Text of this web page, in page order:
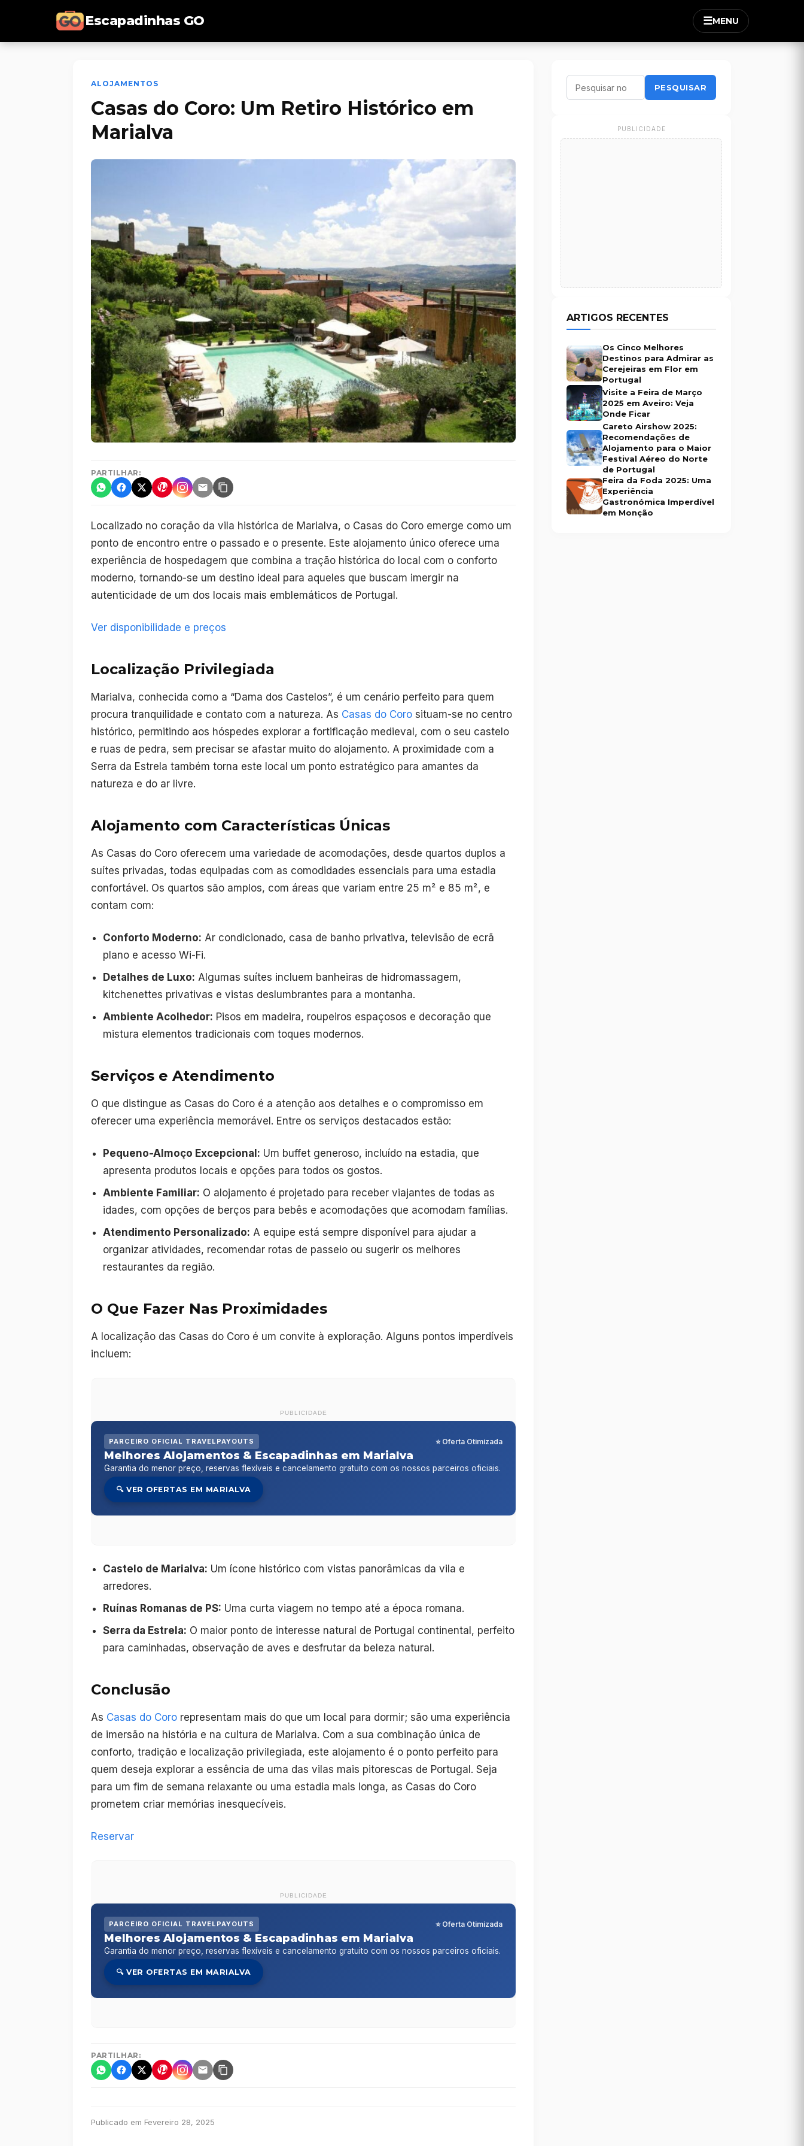
Escapadinhas GO ☰MENU
ALOJAMENTOS
Casas do Coro: Um Retiro Histórico em
Marialva
PARTILHAR:
Localizado no coração da vila histórica de Marialva, o Casas do Coro emerge como um
ponto de encontro entre o passado e o presente. Este alojamento único oferece uma
experiência de hospedagem que combina a tração histórica do local com o conforto
moderno, tornando-se um destino ideal para aqueles que buscam imergir na
autenticidade de um dos locais mais emblemáticos de Portugal.
Ver disponibilidade e preços
Localização Privilegiada
Marialva, conhecida como a “Dama dos Castelos”, é um cenário perfeito para quem
procura tranquilidade e contato com a natureza. As Casas do Coro situam-se no centro
histórico, permitindo aos hóspedes explorar a fortificação medieval, com o seu castelo
e ruas de pedra, sem precisar se afastar muito do alojamento. A proximidade com a
Serra da Estrela também torna este local um ponto estratégico para amantes da
natureza e do ar livre.
Alojamento com Características Únicas
As Casas do Coro oferecem uma variedade de acomodações, desde quartos duplos a
suítes privadas, todas equipadas com as comodidades essenciais para uma estadia
confortável. Os quartos são amplos, com áreas que variam entre 25 m² e 85 m², e
contam com:
Conforto Moderno: Ar condicionado, casa de banho privativa, televisão de ecrã
plano e acesso Wi-Fi.
Detalhes de Luxo: Algumas suítes incluem banheiras de hidromassagem,
kitchenettes privativas e vistas deslumbrantes para a montanha.
Ambiente Acolhedor: Pisos em madeira, roupeiros espaçosos e decoração que
mistura elementos tradicionais com toques modernos.
Serviços e Atendimento
O que distingue as Casas do Coro é a atenção aos detalhes e o compromisso em
oferecer uma experiência memorável. Entre os serviços destacados estão:
Pequeno-Almoço Excepcional: Um buffet generoso, incluído na estadia, que
apresenta produtos locais e opções para todos os gostos.
Ambiente Familiar: O alojamento é projetado para receber viajantes de todas as
idades, com opções de berços para bebês e acomodações que acomodam famílias.
Atendimento Personalizado: A equipe está sempre disponível para ajudar a
organizar atividades, recomendar rotas de passeio ou sugerir os melhores
restaurantes da região.
O Que Fazer Nas Proximidades
A localização das Casas do Coro é um convite à exploração. Alguns pontos imperdíveis
incluem:
PUBLICIDADE
PARCEIRO OFICIAL TRAVELPAYOUTS ⭐ Oferta Otimizada
Melhores Alojamentos & Escapadinhas em Marialva
Garantia do menor preço, reservas flexíveis e cancelamento gratuito com os nossos parceiros oficiais.
🔍 VER OFERTAS EM MARIALVA
Castelo de Marialva: Um ícone histórico com vistas panorâmicas da vila e
arredores.
Ruínas Romanas de PS: Uma curta viagem no tempo até a época romana.
Serra da Estrela: O maior ponto de interesse natural de Portugal continental, perfeito
para caminhadas, observação de aves e desfrutar da beleza natural.
Conclusão
As Casas do Coro representam mais do que um local para dormir; são uma experiência
de imersão na história e na cultura de Marialva. Com a sua combinação única de
conforto, tradição e localização privilegiada, este alojamento é o ponto perfeito para
quem deseja explorar a essência de uma das vilas mais pitorescas de Portugal. Seja
para um fim de semana relaxante ou uma estadia mais longa, as Casas do Coro
prometem criar memórias inesquecíveis.
Reservar
PUBLICIDADE
PARCEIRO OFICIAL TRAVELPAYOUTS ⭐ Oferta Otimizada
Melhores Alojamentos & Escapadinhas em Marialva
Garantia do menor preço, reservas flexíveis e cancelamento gratuito com os nossos parceiros oficiais.
🔍 VER OFERTAS EM MARIALVA
PARTILHAR:
Publicado em Fevereiro 28, 2025
PESQUISAR
PUBLICIDADE
ARTIGOS RECENTES
Os Cinco Melhores
Destinos para Admirar as
Cerejeiras em Flor em
Portugal
Visite a Feira de Março
2025 em Aveiro: Veja
Onde Ficar
Careto Airshow 2025:
Recomendações de
Alojamento para o Maior
Festival Aéreo do Norte
de Portugal
Feira da Foda 2025: Uma
Experiência
Gastronómica Imperdível
em Monção